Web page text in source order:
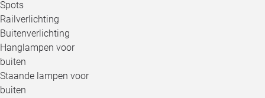
Spots
Railverlichting
Buitenverlichting
Hanglampen voor
buiten
Staande lampen voor
buiten